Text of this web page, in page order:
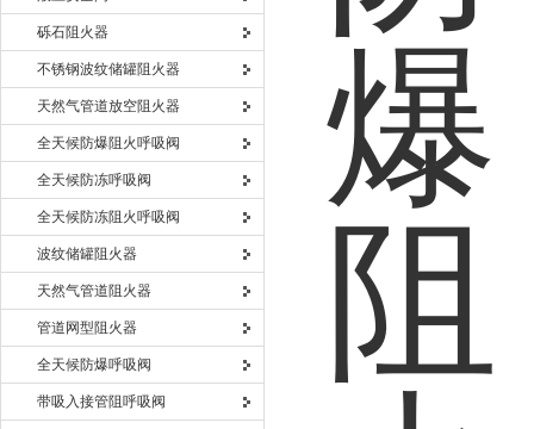
砾石阻火器
不锈钢波纹储罐阻火器
天然气管道放空阻火器
全天候防爆阻火呼吸阀
全天候防冻呼吸阀
全天候防冻阻火呼吸阀
波纹储罐阻火器
天然气管道阻火器
管道网型阻火器
全天候防爆呼吸阀
带吸入接管阻呼吸阀